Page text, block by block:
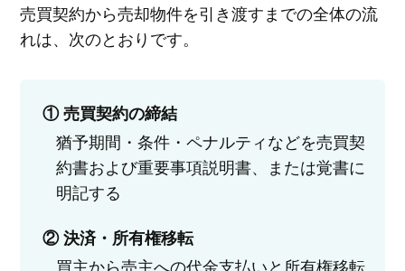
売買契約から売却物件を引き渡すまでの全体の流
れは、次のとおりです。
① 売買契約の締結
猶予期間・条件・ペナルティなどを売買契
約書および重要事項説明書、または覚書に
明記する
② 決済・所有権移転
買主から売主への代金支払いと所有権移転